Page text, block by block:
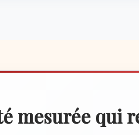
mesurée qui